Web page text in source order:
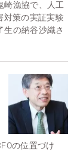
崎漁協で、人工
対策の実証実験
生の納谷沙織さ
の位置づけ